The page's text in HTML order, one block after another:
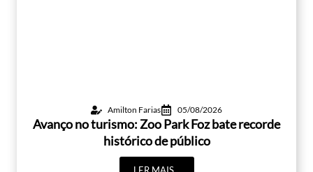
Amilton Farias 05/08/2026
Avanço no turismo: Zoo Park Foz bate recorde
histórico de público